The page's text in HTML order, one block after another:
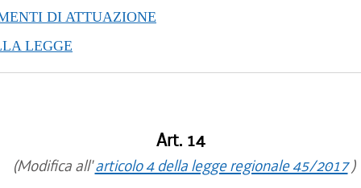
DI ATTUAZIONE
LEGGE
Art. 14
(Modifica all'articolo 4 della legge regionale 45/2017)